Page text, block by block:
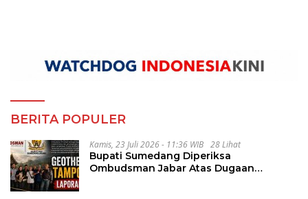
BERITA POPULER
Kamis, 23 Juli 2026 - 11:36 WIB 28 Lihat
Bupati Sumedang Diperiksa
Ombudsman Jabar Atas Dugaan